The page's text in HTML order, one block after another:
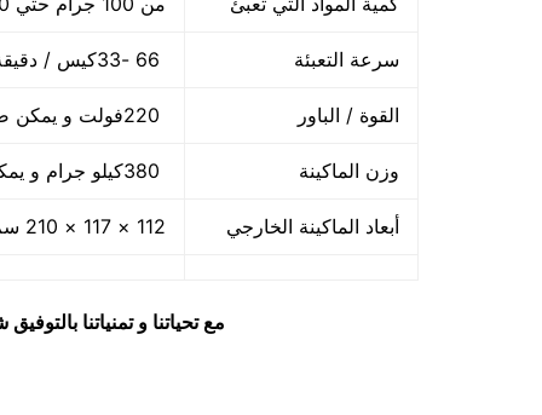
سرعة التعبئة
القوة / الباور
وزن الماكينة
أبعاد الماكينة الخارجي 112 × 117 × 210 سم و يمكن فك الماكينة و تركيبها في اي مكان
مع تحياتنا و تمنياتنا